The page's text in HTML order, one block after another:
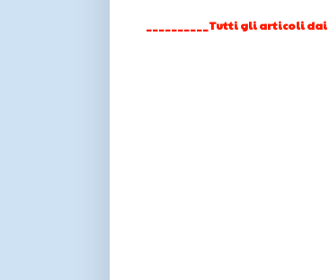
__________Tutti gli articoli dai